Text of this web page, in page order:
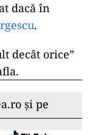
dacă în
.
decât orice”
și pe